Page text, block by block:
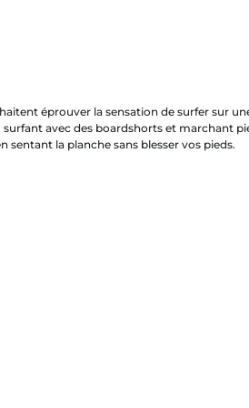
éprouver la sensation de surfer sur
avec des boardshorts et marchant
sentant la planche sans blesser vos pieds.